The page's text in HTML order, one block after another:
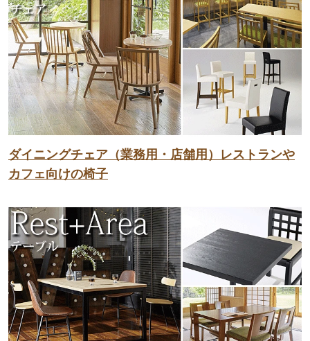
ダイニングチェア（業務用・店舗用）レストランや
カフェ向けの椅子